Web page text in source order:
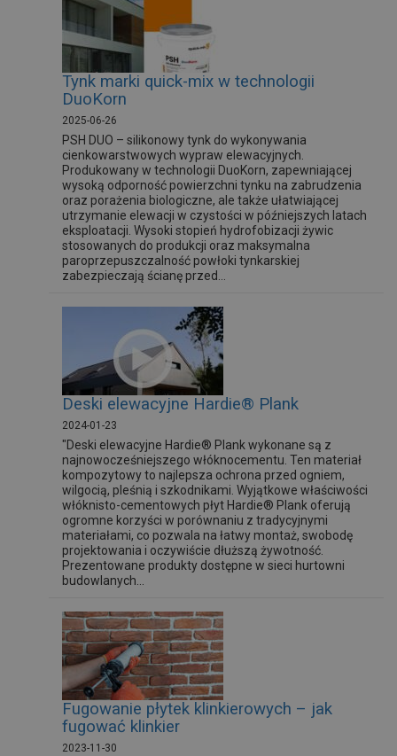
Tynk marki quick-mix w technologii
DuoKorn
2025-06-26
PSH DUO – silikonowy tynk do wykonywania
cienkowarstwowych wypraw elewacyjnych.
Produkowany w technologii DuoKorn, zapewniającej
wysoką odporność powierzchni tynku na zabrudzenia
oraz porażenia biologiczne, ale także ułatwiającej
utrzymanie elewacji w czystości w późniejszych latach
eksploatacji. Wysoki stopień hydrofobizacji żywic
stosowanych do produkcji oraz maksymalna
paroprzepuszczalność powłoki tynkarskiej
zabezpieczają ścianę przed...
Deski elewacyjne Hardie® Plank
2024-01-23
"Deski elewacyjne Hardie® Plank wykonane są z
najnowocześniejszego włóknocementu. Ten materiał
kompozytowy to najlepsza ochrona przed ogniem,
wilgocią, pleśnią i szkodnikami. Wyjątkowe właściwości
włóknisto-cementowych płyt Hardie® Plank oferują
ogromne korzyści w porównaniu z tradycyjnymi
materiałami, co pozwala na łatwy montaż, swobodę
projektowania i oczywiście dłuższą żywotność.
Prezentowane produkty dostępne w sieci hurtowni
budowlanych...
Fugowanie płytek klinkierowych – jak
fugować klinkier
2023-11-30